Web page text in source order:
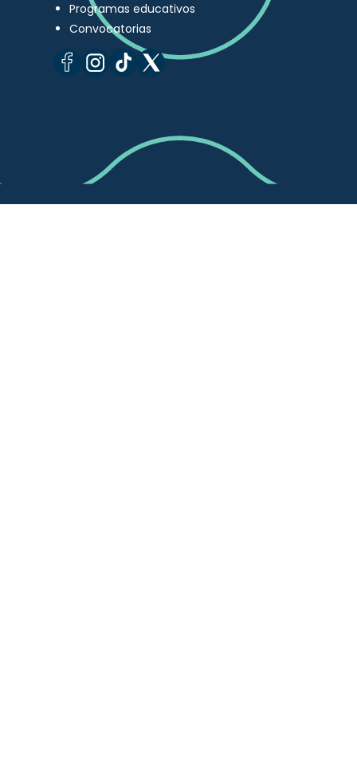
Programas educativos
Convocatorias